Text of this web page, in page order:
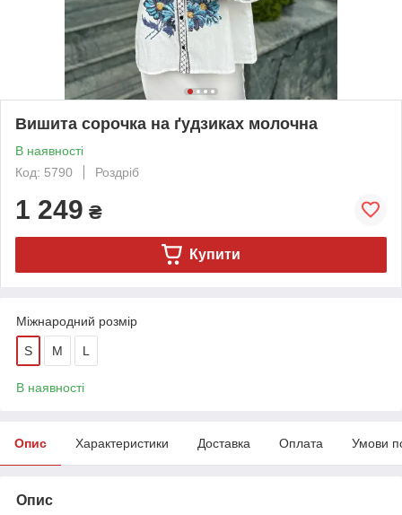
Вишита сорочка на ґудзиках молочна
В наявності
Код: 5790
Роздріб
1 249 ₴
Купити
Міжнародний розмір
S M L
В наявності
Опис Характеристики Доставка Оплата Умови
Опис